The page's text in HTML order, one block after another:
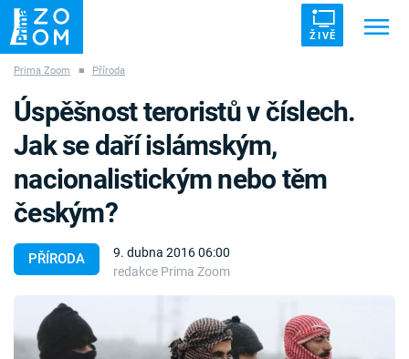
ŽIVĚ
ZÁHADY VETŘELCI DÁVNOVĚKU
Témata
Pořady
Prima Zoom ■ Příroda
PŘÍRODA
9. dubna 2016 06:00
redakce Prima Zoom
Úspěšnost teroristů v číslech.
Jak se daří islámským,
nacionalistickým nebo těm
českým?